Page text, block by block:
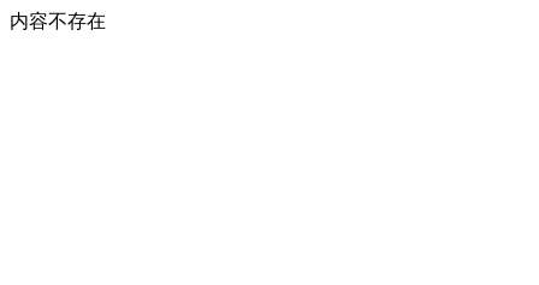
内容不存在